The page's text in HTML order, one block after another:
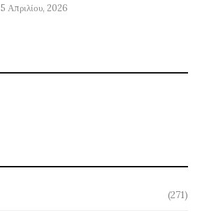
5 Απριλίου, 2026
(271)